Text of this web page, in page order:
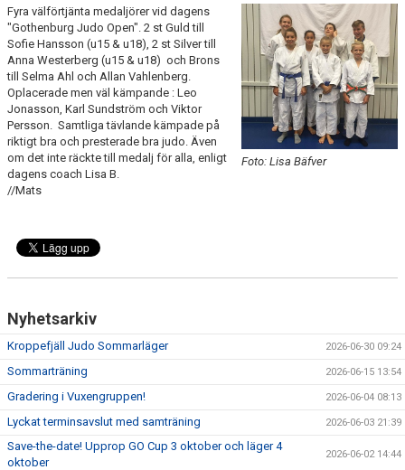
BILDER
BÖRJA TRÄNA JUDO
BLI MEDLEM
VECKOSCHEMA
Foto: Lisa Bäfver
Fyra välförtjänta medaljörer vid dagens
"Gothenburg Judo Open". 2 st Guld till
Sofie Hansson (u15 & u18), 2 st Silver till
Anna Westerberg (u15 & u18) och Brons
till Selma Ahl och Allan Vahlenberg.
Oplacerade men väl kämpande : Leo
Jonasson, Karl Sundström och Viktor
Persson. Samtliga tävlande kämpade på
riktigt bra och presterade bra judo. Även
om det inte räckte till medalj för alla, enligt
dagens coach Lisa B.
//Mats
Nyhetsarkiv
Kroppefjäll Judo Sommarläger 2026-06-30 09:24
Sommarträning 2026-06-15 13:54
Gradering i Vuxengruppen! 2026-06-04 08:13
Lyckat terminsavslut med samträning 2026-06-03 21:39
Save-the-date! Upprop GO Cup 3 oktober och läger 4
oktober
2026-06-02 14:44